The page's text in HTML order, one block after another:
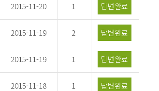
2015-11-20 1 답변완료
2015-11-19 2 답변완료
2015-11-19 1 답변완료
2015-11-18 1 답변완료